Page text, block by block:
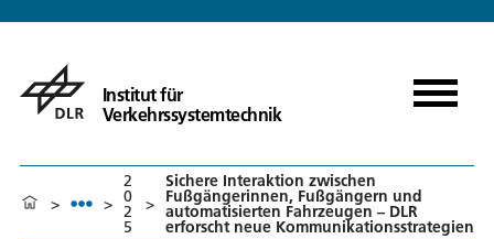
Institut für
Verkehrssystemtechnik
> >
2
0
2
5
>
Sichere Interaktion zwischen
Fußgängerinnen, Fußgängern und
automatisierten Fahrzeugen – DLR
erforscht neue Kommunikationsstrategien